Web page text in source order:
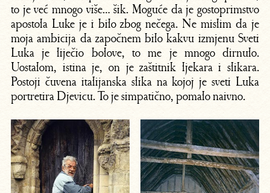
to je već mnogo više… šik. Moguće da je gostoprimstvo
apostola Luke je i bilo zbog nečega. Ne mislim da je
moja ambicija da započnem bilo kakvu izmjenu Sveti
Luka je liječio bolove, to me je mnogo dirnulo.
Uostalom, istina je, on je zaštitnik ljekara i slikara.
Postoji čuvena italijanska slika na kojoj je sveti Luka
portretira Djevicu. To je simpatično, pomalo naivno.